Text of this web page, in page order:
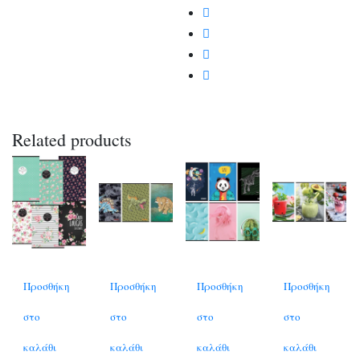
Related products
Προσθήκη
στο
καλάθι
Προσθήκη
στο
καλάθι
Προσθήκη
στο
καλάθι
Προσθήκη
στο
καλάθι